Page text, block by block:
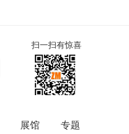
扫一扫有惊喜
展馆 专题